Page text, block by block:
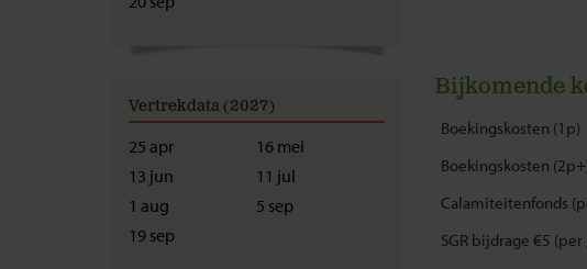
Vertrekdata (2027)
25 apr
16 mei
13 jun
11 jul
1 aug
5 sep
19 sep
Bijkomende
Boekingskosten (1p)
Boekingskosten
Calamiteitenfonds
SGR bijdrage €5